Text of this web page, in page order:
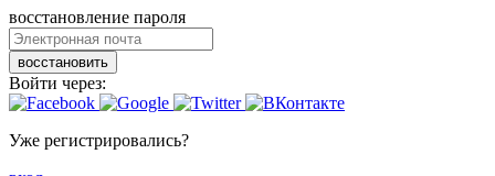
восстановление пароля
восстановить
Войти через:
Уже регистрировались?